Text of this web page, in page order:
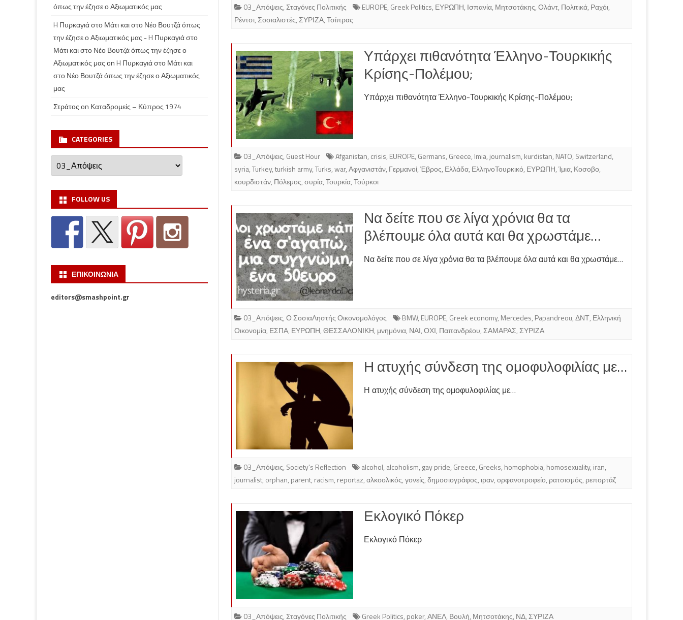
03_Απόψεις,Σταγόνες Πολιτικής EUROPE, Greek Politics, ΕΥΡΩΠΗ, Ισπανία, Μητσοτάκης,Ολάντ, Πολιτικά, Ραχόι,
Ρέντσι,Σοσιαλιστές,ΣΥΡΙΖΑ,Τσίπρας
Υπάρχει πιθανότητα Έλληνο-Τουρκικής
Κρίσης-Πολέμου;
Υπάρχει πιθανότητα Έλληνο-Τουρκικής Κρίσης-Πολέμου;
03_Απόψεις, Guest Hour Afganistan, crisis, EUROPE, Germans, Greece, Imia, journalism, kurdistan, NATO, Switzerland,
syria,Turkey,turkish army,Turks,war,Αφγανιστάν, Γερμανοί,Έβρος, Ελλάδα, ΕλληνοΤουρκικό, ΕΥΡΩΠΗ,Ίμια, Κοσοβο,
κουρδιστάν, Πόλεμος,συρία,Τουρκία,Τούρκοι
Να δείτε που σε λίγα χρόνια θα τα
βλέπουμε όλα αυτά και θα χρωστάμε…
Να δείτε που σε λίγα χρόνια θα τα βλέπουμε όλα αυτά και θα χρωστάμε…
03_Απόψεις,Ο ΣοσιαΛηστής Οικονομολόγος BMW, EUROPE, Greek economy, Mercedes, Papandreou,ΔΝΤ, Ελληνική
Οικονομία, ΕΣΠΑ, ΕΥΡΩΠΗ,ΘΕΣΣΑΛΟΝΙΚΗ, μνημόνια, ΝΑΙ,ΟΧΙ, Παπανδρέου,ΣΑΜΑΡΑΣ,ΣΥΡΙΖΑ
Η ατυχής σύνδεση της ομοφυλοφιλίας με…
Η ατυχής σύνδεση της ομοφυλοφιλίας με…
03_Απόψεις, Society's Reflection alcohol, alcoholism, gay pride, Greece, Greeks, homophobia, homosexuality, iran,
journalist, orphan, parent, racism, reportaz,αλκοολικός,γονείς,δημοσιογράφος, ιραν,ορφανοτροφείο, ρατσισμός, ρεπορτάζ
Εκλογικό Πόκερ
Εκλογικό Πόκερ
03_Απόψεις,Σταγόνες Πολιτικής Greek Politics, poker,ΑΝΕΛ, Βουλή, Μητσοτάκης, ΝΔ,ΣΥΡΙΖΑ
όπως την έζησε ο Αξιωματικός μας
H Πυρκαγιά στο Μάτι και στο Νέο Βουτζά όπως
την έζησε ο Αξιωματικός μας - H Πυρκαγιά στο
Μάτι και στο Νέο Βουτζά όπως την έζησε ο
Αξιωματικός μας onH Πυρκαγιά στο Μάτι και
στο Νέο Βουτζά όπως την έζησε ο Αξιωματικός
μας
Στράτος on Καταδρομείς – Κύπρος 1974
CATEGORIES
Categories
FOLLOW US
ΕΠΙΚΟΙΝΩΝΙΑ
editors@smashpoint.gr